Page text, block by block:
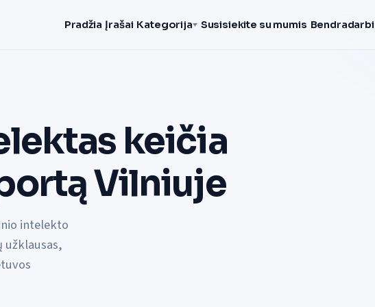
Pradžia Įrašai Kategorija Susisiekite su mumis
keičia
Vilniuje
intelekto